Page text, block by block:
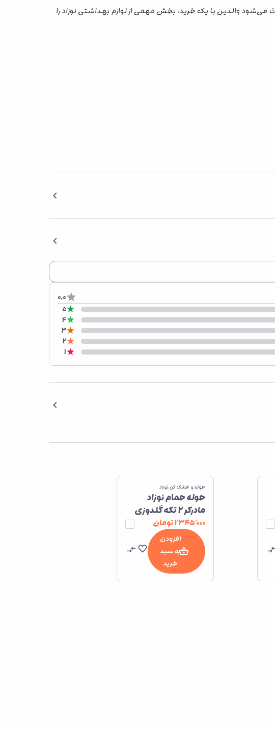
والدین با یک خرید، بخش مهمی از لوازم بهداشتی نوزاد را
0.0
5
4
3
2
1
حوله و خشک کن نوزاد
حوله حمام نوزاد
مادرکر ۲ تکه گلدوزی
شده
۱٬۳۴۵٬۰۰۰تومان
افزودن
به سبد
خرید